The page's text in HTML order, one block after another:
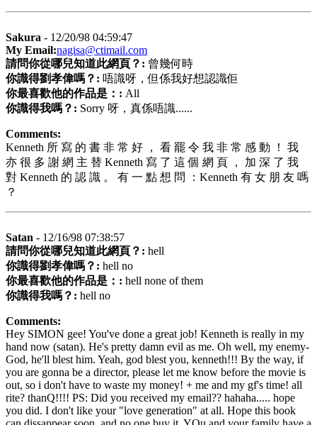
Sakura - 12/20/98 04:59:47
My Email:nagisa@ctimail.com
請問你從哪兒知道此網頁？: 曾幾何時
你識得劉孝偉嗎？: 唔識呀，但係我好想認識佢
你最喜歡他的作品是：: All
你識得我嗎？: Sorry 呀，真係唔識......
Comments:
Kenneth 所 寫 的 書 非 常 好 ， 看 罷 令 我 非 常 感 動 ！ 我
亦 很 多 謝 網 主 替 Kenneth 寫 了 這 個 網 頁 ， 加 深 了 我
對 Kenneth 的 認 識 。 有 一 點 想 問 ：Kenneth 有 女 朋 友 嗎
？
Satan - 12/16/98 07:38:57
請問你從哪兒知道此網頁？: hell
你識得劉孝偉嗎？: hell no
你最喜歡他的作品是：: hell none of them
你識得我嗎？: hell no
Comments:
Hey SIMON gee! You've done a great job! Kenneth is really in my
hand now (satan). He's pretty damn evil as me. Oh well, my enemy-
God, he'll blest him. Yeah, god blest you, kenneth!!! By the way, if
you are gonna be a director, please let me know before the movie is
out, so i don't have to waste my money! + me and my gf's time! all
rite? thanQ!!!! PS: Did you received my email?? hahaha..... hope
you did. I don't like your "love generation" at all. Hope this book